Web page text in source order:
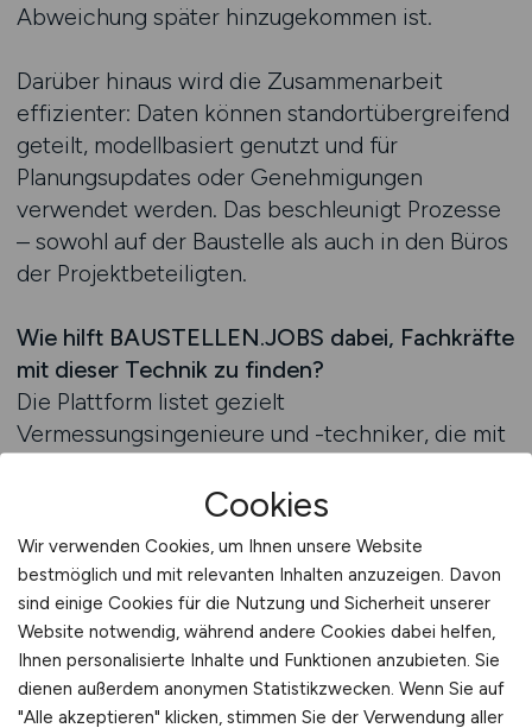
Abweichung später hinzugekommen ist.
Darüber hinaus wird die Zusammenarbeit
effizienter: Daten können standortübergreifend
geteilt, modellbasiert genutzt und für
Planungsupdates oder Genehmigungen
verwendet werden. Das beschleunigt Prozesse
– sowohl auf der Baustelle als auch in den Büros
der Projektbeteiligten.
Wie hilft BAUSTELLEN.JOBS dabei, Fachkräfte
mit dieser Technik zu finden?
Die Plattform listet gezielt
Vermessungsingenieure und -techniker, die mit
Angaben zu verwendeten Geräten (z. B. Trimble
Softwarekenntnissen (AutoCAD Civil, Revit, BIM
360, Geosite) und Einsatzschwerpunkten. Viele
dieser Fachkräfte bringen eigene Ausrüstung
mit, sind mobil und können sowohl für einzelne
Aufgaben als auch für komplette
Projektlaufzeiten gebucht werden.
Cookies
Wir verwenden Cookies, um Ihnen unsere Website
bestmöglich und mit relevanten Inhalten anzuzeigen. Davon
sind einige Cookies für die Nutzung und Sicherheit unserer
Website notwendig, während andere Cookies dabei helfen,
Ihnen personalisierte Inhalte und Funktionen anzubieten. Sie
dienen außerdem anonymen Statistikzwecken. Wenn Sie auf
"Alle akzeptieren" klicken, stimmen Sie der Verwendung aller